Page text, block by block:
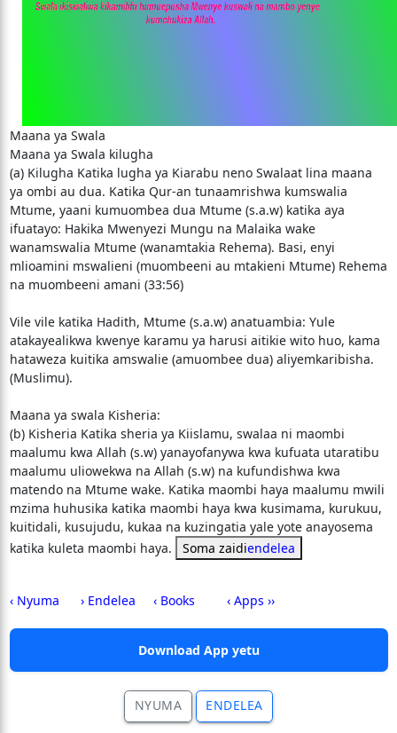
Maana ya Swala
Maana ya Swala kilugha
(a) Kilugha Katika lugha ya Kiarabu neno Swalaat lina maana
ya ombi au dua. Katika Qur-an tunaamrishwa kumswalia
Mtume, yaani kumuombea dua Mtume (s.a.w) katika aya
ifuatayo: Hakika Mwenyezi Mungu na Malaika wake
wanamswalia Mtume (wanamtakia Rehema). Basi, enyi
mlioamini mswalieni (muombeeni au mtakieni Mtume) Rehema
na muombeeni amani (33:56)
Vile vile katika Hadith, Mtume (s.a.w) anatuambia: Yule
atakayealikwa kwenye karamu ya harusi aitikie wito huo, kama
hataweza kuitika amswalie (amuombee dua) aliyemkaribisha.
(Muslimu).
Maana ya swala Kisheria:
(b) Kisheria Katika sheria ya Kiislamu, swalaa ni maombi
maalumu kwa Allah (s.w) yanayofanywa kwa kufuata utaratibu
maalumu uliowekwa na Allah (s.w) na kufundishwa kwa
matendo na Mtume wake. Katika maombi haya maalumu mwili
mzima huhusika katika maombi haya kwa kusimama, kurukuu,
kuitidali, kusujudu, kukaa na kuzingatia yale yote anayosema
katika kuleta maombi haya.
Soma zaidiendelea
‹ Nyuma › Endelea ‹ Books ‹ Apps ››
Download App yetu
NYUMA ENDELEA